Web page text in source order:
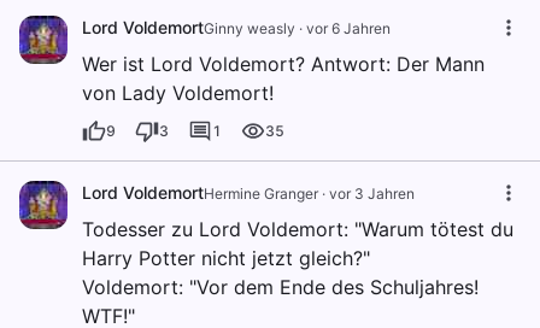
Lord VoldemortGinny weasly · vor 6 Jahren
Wer ist Lord Voldemort? Antwort: Der Mann
von Lady Voldemort!
9 3 1 35
Lord VoldemortHermine Granger · vor 3 Jahren
Todesser zu Lord Voldemort: "Warum tötest du
Harry Potter nicht jetzt gleich?"
Voldemort: "Vor dem Ende des Schuljahres!
WTF!"